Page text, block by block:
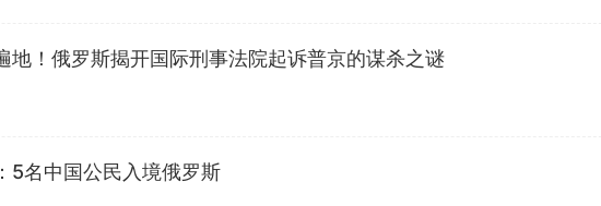
地！俄罗斯揭开国际刑事法院起诉普京的谋杀之谜
5名中国公民入境俄罗斯